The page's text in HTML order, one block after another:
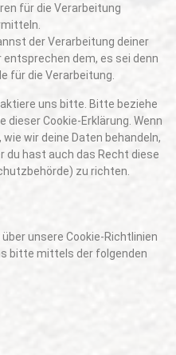
für die Verarbeitung
der Verarbeitung deiner
entsprechen dem, es sei denn
für die Verarbeitung.
uns bitte. Bitte beziehe
dieser Cookie-Erklärung. Wenn
wir deine Daten behandeln,
du hast auch das Recht diese
zu richten.
unsere Cookie-Richtlinien
bitte mittels der folgenden